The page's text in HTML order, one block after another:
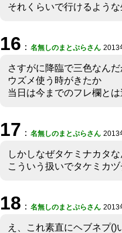
それくらいで行けるよう
16 ： 名無しのまとぷらさん 2013
さすがに降臨で三色なん
ウズメ使う時がきたか
当日は今までのフレ欄と
17 ： 名無しのまとぷらさん 2013
しかしなぜタケミナカタ
こういう扱いでタケミカ
18 ： 名無しのまとぷらさん 2013
え、これ素直にヘブネプ()